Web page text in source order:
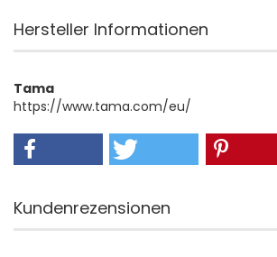
Hersteller Informationen
Tama
https://www.tama.com/eu/
Kundenrezensionen